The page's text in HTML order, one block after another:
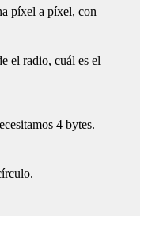
píxel a píxel, con
el radio, cuál es el
4 bytes.